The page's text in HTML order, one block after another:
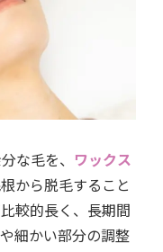
な毛を、 ワックス
から脱毛すること
較的長く、長期間
細かい部分の調整